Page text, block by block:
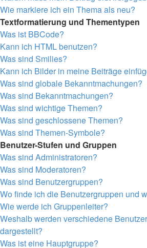
Wie markiere ich ein Thema als neu?
Textformatierung und Thementypen
Was ist BBCode?
Kann ich HTML benutzen?
Was sind Smilies?
Kann ich Bilder in meine Beiträge
Was sind globale Bekanntmachungen?
Was sind Bekanntmachungen?
Was sind wichtige Themen?
Was sind geschlossene Themen?
Was sind Themen-Symbole?
Benutzer-Stufen und Gruppen
Was sind Administratoren?
Was sind Moderatoren?
Was sind Benutzergruppen?
Wo finde ich die Benutzergruppen und
Wie werde ich Gruppenleiter?
Weshalb werden verschiedene
dargestellt?
Was ist eine Hauptgruppe?